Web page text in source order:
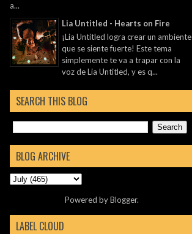
a...
Lia Untitled - Hearts on Fire
¡Lia Untitled logra crear un ambiente
que se siente fuerte! Este tema
simplemente te va a trapar con la
voz de Lia Untitled, y es q...
SEARCH THIS BLOG
BLOG ARCHIVE
Powered byBlogger.
LABEL CLOUD